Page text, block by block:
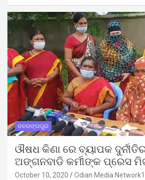
ନବରଙ୍ଗପୁର
ଔଷଧ କିଣା ରେ ବ୍ୟାପକ
ଅଙ୍ଗନବାଡି କର୍ମୀଙ୍କ ପ୍ରେସ
October 10, 2020 Odian Media Network1